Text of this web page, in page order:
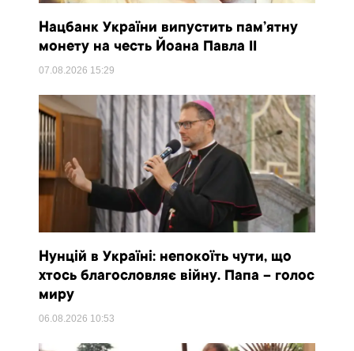
Нацбанк України випустить пам’ятну
монету на честь Йоана Павла II
07.08.2026 15:29
Нунцій в Україні: непокоїть чути, що
хтось благословляє війну. Папа – голос
миру
06.08.2026 10:53